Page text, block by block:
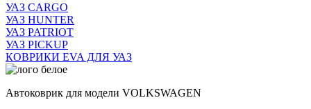
УАЗ CARGO
УАЗ HUNTER
УАЗ PATRIOT
УАЗ PICKUP
КОВРИКИ EVA ДЛЯ УАЗ
Автоковрик для модели VOLKSWAGEN